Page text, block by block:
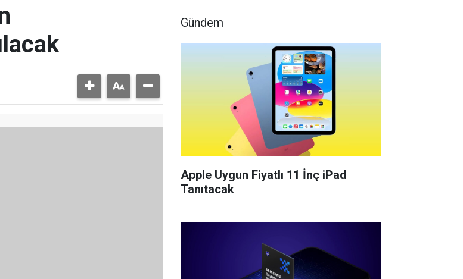
Gündem
Apple Uygun Fiyatlı 11 İnç iPad
Tanıtacak